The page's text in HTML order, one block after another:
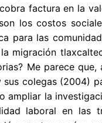
factura en la
los costos
para las
la migración
Me parece
colegas (2004)
ampliar la
laboral en las